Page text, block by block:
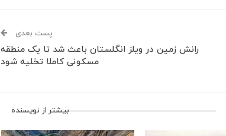
پست بعدی
رانش زمین در ویلز انگلستان باعث شد تا یک منطقه
مسکونی کاملا تخلیه شود
بیشتر از نویسنده